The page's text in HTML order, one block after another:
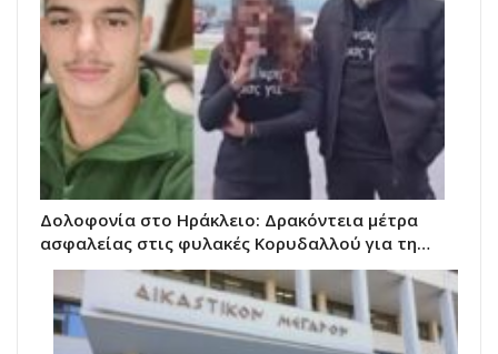
Δολοφονία στο Ηράκλειο: Δρακόντεια μέτρα
ασφαλείας στις φυλακές Κορυδαλλού για τη…